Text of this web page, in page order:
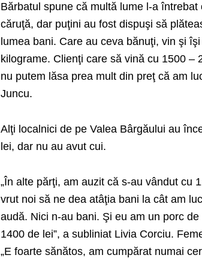
Bărbatul spune că multă lume l-a
căruţă, dar puţini au fost dispuşi să
lumea bani. Care au ceva bănuţi, vin şi
kilograme. Clienţi care să vină cu 1500 –
nu putem lăsa prea mult din preţ că am
Juncu.
Alţi localnici de pe Valea Bârgăului au
lei, dar nu au avut cui.
„În alte părţi, am auzit că s-au vândut cu
vrut noi să ne dea atâţia bani la cât am
audă. Nici n-au bani. Şi eu am un porc
1400 de lei”, a subliniat Livia Corciu.
„E foarte sănătos, am cumpărat numai